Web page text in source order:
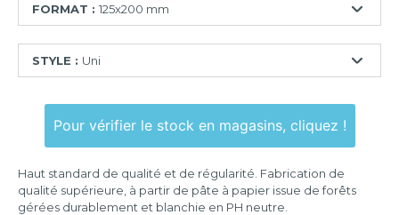
FORMAT : 125x200 mm
mm
105x148
mm
STYLE : Uni
Quadrillé
perforé
Uni
Pour vérifier le stock en magasins, cliquez !
Haut standard de qualité et de régularité. Fabrication de
qualité supérieure, à partir de pâte à papier issue de forêts
gérées durablement et blanchie en PH neutre.